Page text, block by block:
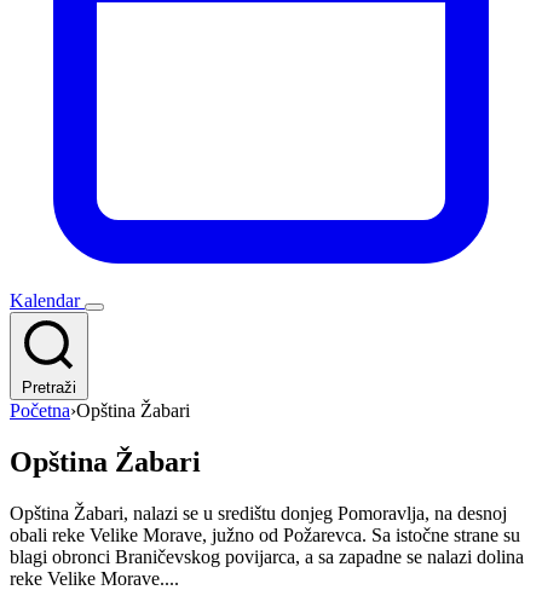
Kalendar
Pretraži
Početna›Opština Žabari
Opština Žabari
Opština Žabari, nalazi se u središtu donjeg Pomoravlja, na desnoj
obali reke Velike Morave, južno od Požarevca. Sa istočne strane su
blagi obronci Braničevskog povijarca, a sa zapadne se nalazi dolina
reke Velike Morave....